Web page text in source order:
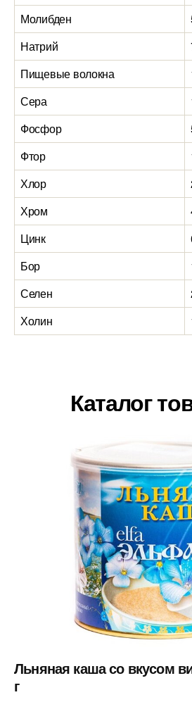
Молибден
Натрий
Пищевые волокна
Сера
Фосфор
Фтор
Хлор
Хром
Цинк
Бор
Селен
Холин
Каталог
Льняная каша со вкусом
г